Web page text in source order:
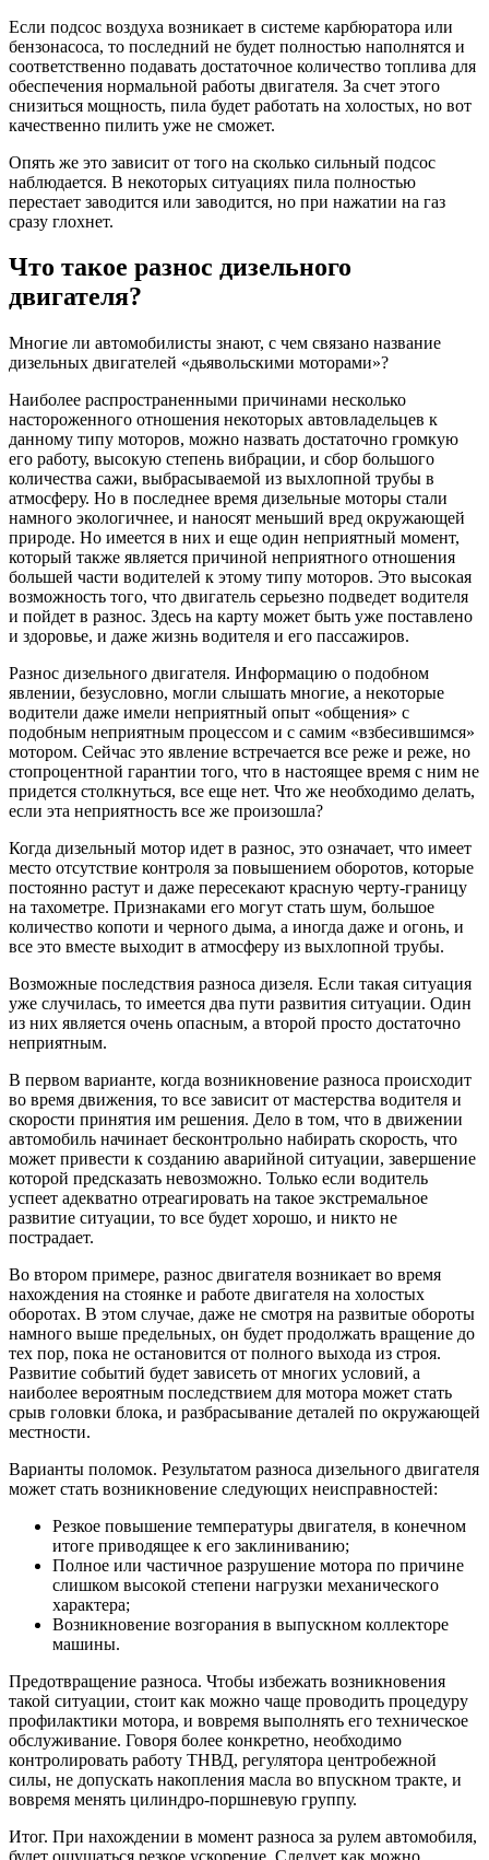
Если подсос воздуха возникает в системе карбюратора или
бензонасоса, то последний не будет полностью наполнятся и
соответственно подавать достаточное количество топлива для
обеспечения нормальной работы двигателя. За счет этого
снизиться мощность, пила будет работать на холостых, но вот
качественно пилить уже не сможет.
Опять же это зависит от того на сколько сильный подсос
наблюдается. В некоторых ситуациях пила полностью
перестает заводится или заводится, но при нажатии на газ
сразу глохнет.
Что такое разнос дизельного
двигателя?
Многие ли автомобилисты знают, с чем связано название
дизельных двигателей «дьявольскими моторами»?
Наиболее распространенными причинами несколько
настороженного отношения некоторых автовладельцев к
данному типу моторов, можно назвать достаточно громкую
его работу, высокую степень вибрации, и сбор большого
количества сажи, выбрасываемой из выхлопной трубы в
атмосферу. Но в последнее время дизельные моторы стали
намного экологичнее, и наносят меньший вред окружающей
природе. Но имеется в них и еще один неприятный момент,
который также является причиной неприятного отношения
большей части водителей к этому типу моторов. Это высокая
возможность того, что двигатель серьезно подведет водителя
и пойдет в разнос. Здесь на карту может быть уже поставлено
и здоровье, и даже жизнь водителя и его пассажиров.
Разнос дизельного двигателя. Информацию о подобном
явлении, безусловно, могли слышать многие, а некоторые
водители даже имели неприятный опыт «общения» с
подобным неприятным процессом и с самим «взбесившимся»
мотором. Сейчас это явление встречается все реже и реже, но
стопроцентной гарантии того, что в настоящее время с ним не
придется столкнуться, все еще нет. Что же необходимо делать,
если эта неприятность все же произошла?
Когда дизельный мотор идет в разнос, это означает, что имеет
место отсутствие контроля за повышением оборотов, которые
постоянно растут и даже пересекают красную черту-границу
на тахометре. Признаками его могут стать шум, большое
количество копоти и черного дыма, а иногда даже и огонь, и
все это вместе выходит в атмосферу из выхлопной трубы.
Возможные последствия разноса дизеля. Если такая ситуация
уже случилась, то имеется два пути развития ситуации. Один
из них является очень опасным, а второй просто достаточно
неприятным.
В первом варианте, когда возникновение разноса происходит
во время движения, то все зависит от мастерства водителя и
скорости принятия им решения. Дело в том, что в движении
автомобиль начинает бесконтрольно набирать скорость, что
может привести к созданию аварийной ситуации, завершение
которой предсказать невозможно. Только если водитель
успеет адекватно отреагировать на такое экстремальное
развитие ситуации, то все будет хорошо, и никто не
пострадает.
Во втором примере, разнос двигателя возникает во время
нахождения на стоянке и работе двигателя на холостых
оборотах. В этом случае, даже не смотря на развитые обороты
намного выше предельных, он будет продолжать вращение до
тех пор, пока не остановится от полного выхода из строя.
Развитие событий будет зависеть от многих условий, а
наиболее вероятным последствием для мотора может стать
срыв головки блока, и разбрасывание деталей по окружающей
местности.
Варианты поломок. Результатом разноса дизельного двигателя
может стать возникновение следующих неисправностей:
Резкое повышение температуры двигателя, в конечном
итоге приводящее к его заклиниванию;
Полное или частичное разрушение мотора по причине
слишком высокой степени нагрузки механического
характера;
Возникновение возгорания в выпускном коллекторе
машины.
Предотвращение разноса. Чтобы избежать возникновения
такой ситуации, стоит как можно чаще проводить процедуру
профилактики мотора, и вовремя выполнять его техническое
обслуживание. Говоря более конкретно, необходимо
контролировать работу ТНВД, регулятора центробежной
силы, не допускать накопления масла во впускном тракте, и
вовремя менять цилиндро-поршневую группу.
Итог. При нахождении в момент разноса за рулем автомобиля,